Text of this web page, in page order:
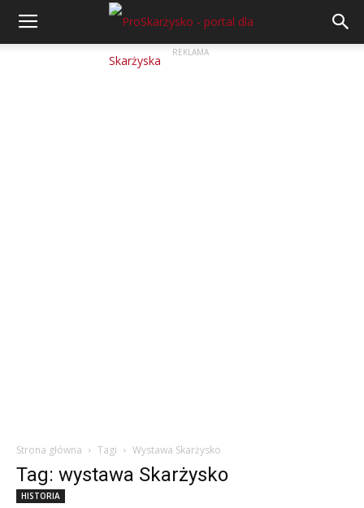
REKLAMA
Strona główna Tagi Wystawa Skarżysko
Tag: wystawa Skarżysko
HISTORIA